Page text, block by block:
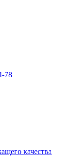
78
качества